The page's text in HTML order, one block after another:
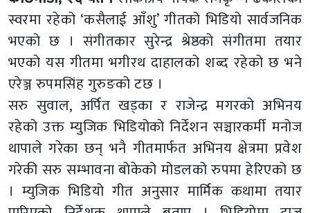
स्वरमा रहेको ‘कसैलाई आँशु’ गीतको भिडियो सार्वजनिक
भएको छ । संगीतकार सुरेन्द्र श्रेष्ठको संगीतमा तयार
भएको यस गीतमा भगीरथ दाहालको शब्द रहेको छ भने
एरेञ्ज रुपमसिंह गुरुङको टछ ।
सरु सुवाल, अर्पित खड्का र राजेन्द्र मगरको अभिनय
रहेको उक्त म्युजिक भिडियोको निर्देशन सञ्चारकर्मी मनोज
थापाले गरेका छन् भनै गीतमार्फत अभिनय क्षेत्रमा प्रवेश
गरेकी सरु सम्भावना बोकेको मोडलको रुपमा हेरिएको छ
। म्युजिक भिडियो गीत अनुसार मार्मिक कथामा तयार